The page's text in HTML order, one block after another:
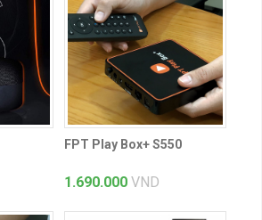
FPT Play Box+ S550
1.690.000 VND